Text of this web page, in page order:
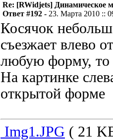
Re: [RWidjets] Динамическое
Ответ #192 - 23. Марта 2010 ::
Косячок
съезжает влево
любую форму, то
На картинке
открытой форме
Img1.JPG ( 21